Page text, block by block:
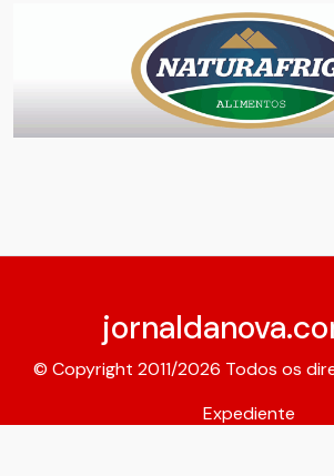
© Copyright 2011/2026 Todos os
Expediente